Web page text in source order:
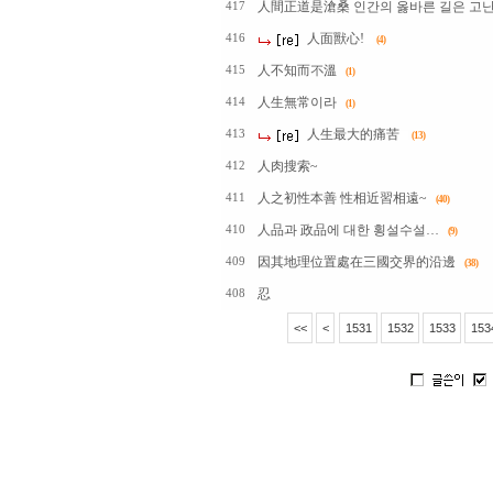
417 人間正道是滄桑 인간의 옳바른 길은 고
416 人面獸心! (4)
415 人不知而不溫 (1)
414 人生無常이라 (1)
413 人生最大的痛苦 (13)
412 人肉搜索~
411 人之初性本善 性相近習相遠~ (40)
410 人品과 政品에 대한 횡설수설… (9)
409 因其地理位置處在三國交界的沿邊 (38)
408 忍
<< < 1531 1532 1533